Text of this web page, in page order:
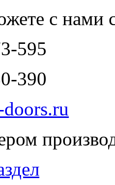
с нами
595
390